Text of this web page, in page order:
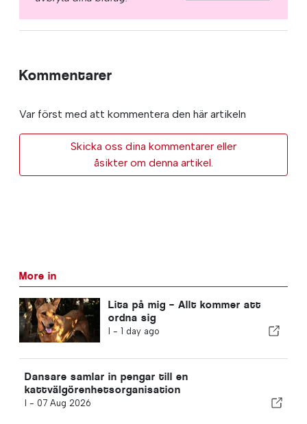
Kommentarer
Var först med att kommentera den här artikeln
Skicka oss dina kommentarer eller
åsikter om denna artikel.
More in
Lita på mig – Allt kommer att
ordna sig
I - 1 day ago
Dansare samlar in pengar till en
kattvälgörenhetsorganisation
I - 07 Aug 2026